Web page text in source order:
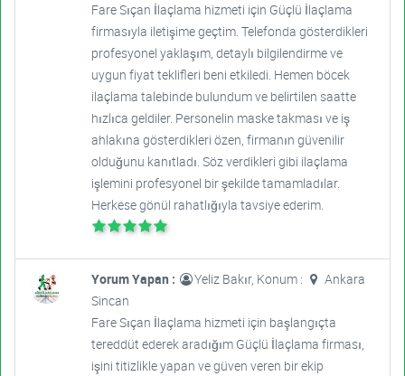
Fare Sıçan İlaçlama hizmeti için Güçlü İlaçlama
firmasıyla iletişime geçtim. Telefonda gösterdikleri
profesyonel yaklaşım, detaylı bilgilendirme ve
uygun fiyat teklifleri beni etkiledi. Hemen böcek
ilaçlama talebinde bulundum ve belirtilen saatte
hızlıca geldiler. Personelin maske takması ve iş
ahlakına gösterdikleri özen, firmanın güvenilir
olduğunu kanıtladı. Söz verdikleri gibi ilaçlama
işlemini profesyonel bir şekilde tamamladılar.
Herkese gönül rahatlığıyla tavsiye ederim.
Yorum Yapan : Yeliz Bakır, Konum :
Ankara
Sincan
Fare Sıçan İlaçlama hizmeti için başlangıçta
tereddüt ederek aradığım Güçlü İlaçlama firması,
işini titizlikle yapan ve güven veren bir ekip